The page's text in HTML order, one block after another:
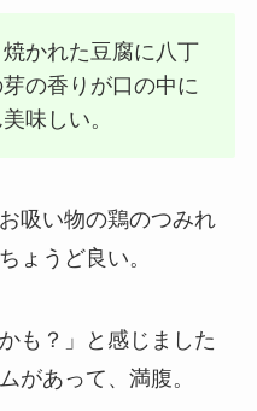
かれた豆腐に八丁
の香りが口の中に
味しい。
吸い物の鶏のつみれ
ょうど良い。
も？」と感じました
があって、満腹。